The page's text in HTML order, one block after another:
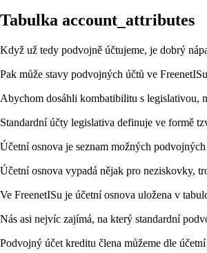
Tabulka account_attributes
Když už tedy podvojně účtujeme, je dobrý
Pak může stavy podvojných účtů ve
Abychom dosáhli kombatibilitu s legislativou,
Standardní účty legislativa definuje ve formě
Účetní osnova je seznam možných
Účetní osnova vypadá nějak pro neziskovky,
Ve FreenetISu je účetní osnova uložena v
Nás asi nejvíc zajímá, na který standardní
Podvojný účet kreditu člena můžeme dle